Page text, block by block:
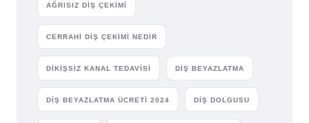
AĞRISIZ DIŞ ÇEKIMI
CERRAHI DIŞ ÇEKIMI NEDIR
DIKIŞSIZ KANAL TEDAVISI DIŞ BEYAZLATMA
DIŞ BEYAZLATMA ÜCRETI 2024 DIŞ DOLGUSU